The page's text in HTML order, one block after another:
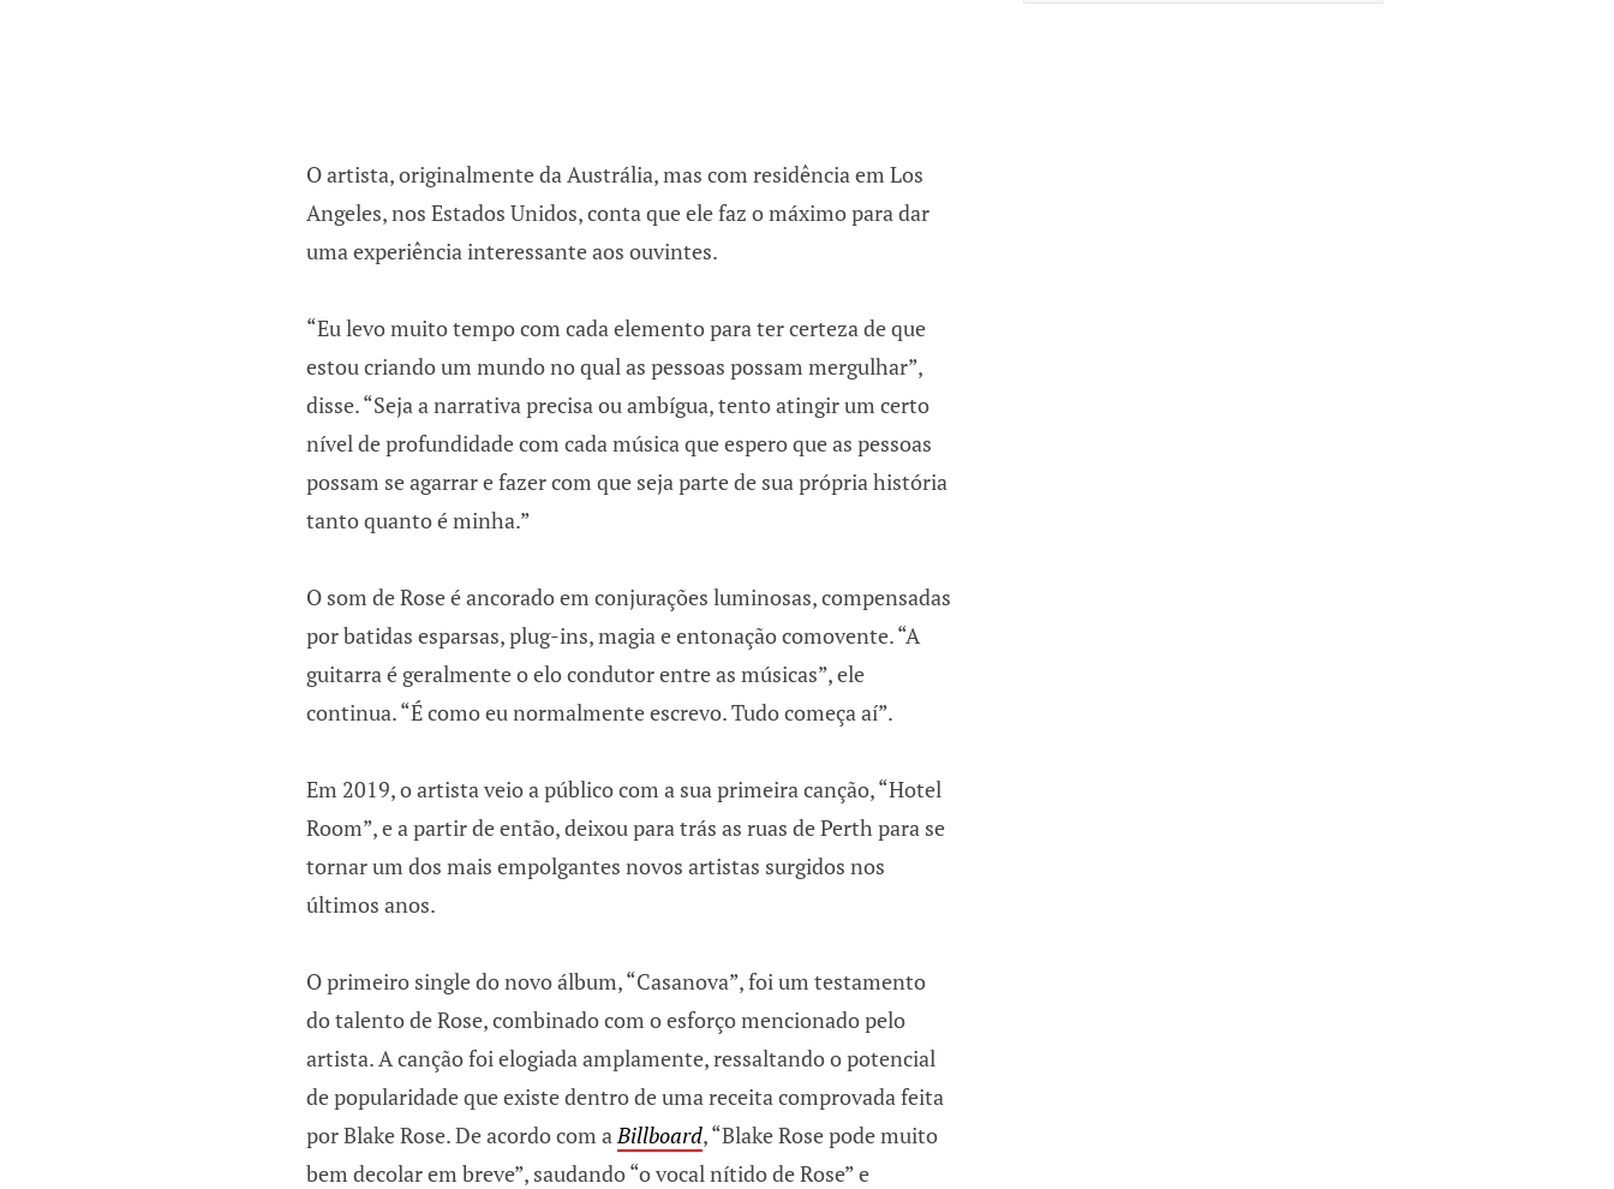
O artista, originalmente da Austrália, mas com residência em Los
Angeles, nos Estados Unidos, conta que ele faz o máximo para dar
uma experiência interessante aos ouvintes.
“Eu levo muito tempo com cada elemento para ter certeza de que
estou criando um mundo no qual as pessoas possam mergulhar”,
disse. “Seja a narrativa precisa ou ambígua, tento atingir um certo
nível de profundidade com cada música que espero que as pessoas
possam se agarrar e fazer com que seja parte de sua própria história
tanto quanto é minha.”
O som de Rose é ancorado em conjurações luminosas, compensadas
por batidas esparsas, plug-ins, magia e entonação comovente. “A
guitarra é geralmente o elo condutor entre as músicas”, ele
continua. “É como eu normalmente escrevo. Tudo começa aí”.
Em 2019, o artista veio a público com a sua primeira canção, “Hotel
Room”, e a partir de então, deixou para trás as ruas de Perth para se
tornar um dos mais empolgantes novos artistas surgidos nos
últimos anos.
O primeiro single do novo álbum, “Casanova”, foi um testamento
do talento de Rose, combinado com o esforço mencionado pelo
artista. A canção foi elogiada amplamente, ressaltando o potencial
de popularidade que existe dentro de uma receita comprovada feita
por Blake Rose. De acordo com a Billboard, “Blake Rose pode muito
bem decolar em breve”, saudando “o vocal nítido de Rose” e